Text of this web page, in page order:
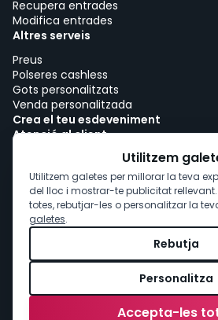
Recupera entrades
Modifica entrades
Altres serveis
Preus
Polseres cashless
Gots personalitzats
Venda personalitzada
Crea el teu esdeveniment
Atenció al client
Treballa amb woutick!
Consentiment de cookies
Utilitzem
Utilitzem galetes per millorar la teva
del lloc i mostrar-te publicitat
totes, rebutjar-les o personalitzar la
galetes.
Rebutja
Personalitza
Accepta-les